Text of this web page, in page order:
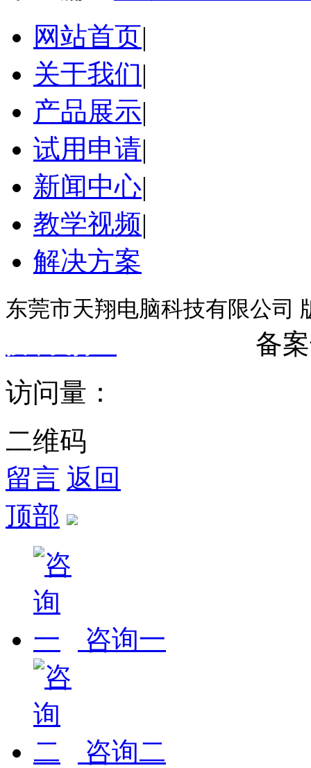
网站首页|
关于我们|
产品展示|
试用申请|
新闻中心|
教学视频|
解决方案
东莞市天翔电脑科技有限公司
备
访问量：
二维码
留言 返回
顶部
咨询一
咨询二